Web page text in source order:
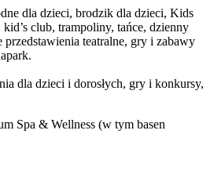
dla dzieci, brodzik dla dzieci, Kids
club, trampoliny, tańce, dzienny
teatralne, gry i zabawy
dla dzieci i dorosłych, gry i konkursy,
Spa & Wellness (w tym basen